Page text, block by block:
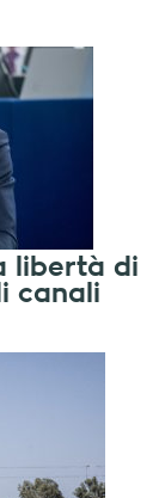
libertà di
canali